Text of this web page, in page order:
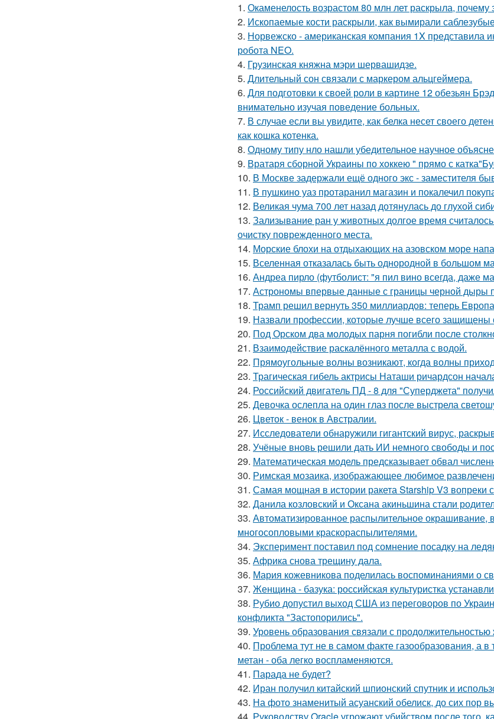
1. Окаменелость возрастом 80 млн лет раскрыла, почему
2. Ископаемые кости раскрыли, как вымирали
3. Норвежско - американская компания 1X представила
робота NEO.
4. Грузинская княжна мэри шервашидзе.
5. Длительный сон связали с маркером альцгеймера.
6. Для подготовки к своей роли в картине 12 обезьян
внимательно изучая поведение больных.
7. В случае если вы увидите, как белка несет своего
как кошка котенка.
8. Одному типу нло нашли убедительное научное
9. Вратаря сборной Украины по хоккею " прямо с
10. В Москве задержали ещё одного экс - заместителя
11. В пушкино уаз протаранил магазин и покалечил
12. Великая чума 700 лет назад дотянулась до глухой
13. Зализывание ран у животных долгое время
очистку поврежденного места.
14. Морские блохи на отдыхающих на азовском море
15. Вселенная отказалась быть однородной в большом
16. Андреа пирло (футболист: "я пил вино всегда, даже
17. Астрономы впервые данные с границы черной дыры
18. Трамп решил вернуть 350 миллиардов: теперь
19. Назвали профессии, которые лучше всего защищены
20. Под Орском два молодых парня погибли после
21. Взаимодействие раскалённого металла с водой.
22. Прямоугольные волны возникают, когда волны
23. Трагическая гибель актрисы Наташи ричардсон
24. Российский двигатель ПД - 8 для "Суперджета"
25. Девочка ослепла на один глаз после выстрела
26. Цветок - венок в Австралии.
27. Исследователи обнаружили гигантский вирус,
28. Учёные вновь решили дать ИИ немного свободы и
29. Математическая модель предсказывает обвал
30. Римская мозаика, изображающее любимое
31. Самая мощная в истории ракета Starship V3 вопреки
32. Данила козловский и Оксана акиньшина стали
33. Автоматизированное распылительное
многосопловыми краскораспылителями.
34. Эксперимент поставил под сомнение посадку на
35. Африка снова трещину дала.
36. Мария кожевникова поделилась воспоминаниями о
37. Женщина - базука: российская культуристка
38. Рубио допустил выход США из переговоров по
конфликта "Застопорились".
39. Уровень образования связали с продолжительностью
40. Проблема тут не в самом факте газообразования, а в
метан - оба легко воспламеняются.
41. Парада не будет?
42. Иран получил китайский шпионский спутник и
43. На фото знаменитый асуанский обелиск, до сих пор